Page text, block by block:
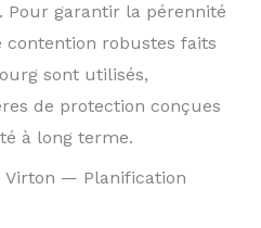
garantir la pérennité
contention robustes faits
sont utilisés,
de protection conçues
à long terme.
Virton — Planification